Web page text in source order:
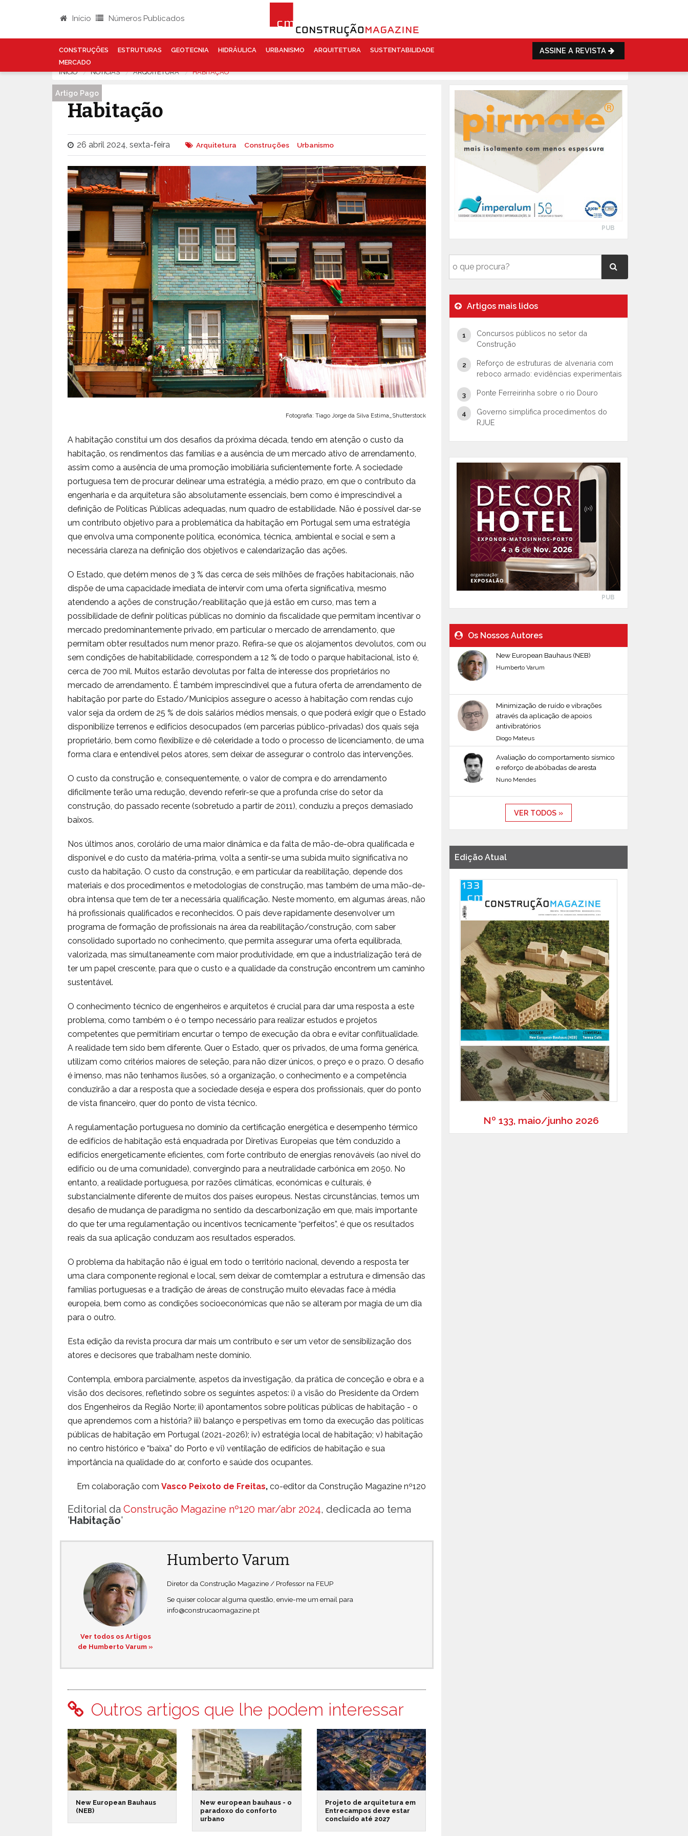
Início Números Publicados
CONSTRUÇÕES ESTRUTURAS GEOTECNIA HIDRÁULICA URBANISMO ARQUITETURA
SUSTENTABILIDADE
MERCADO
ASSINE A REVISTA
INÍCIO NOTÍCIAS ARQUITETURA HABITAÇÃO
Habitação
Artigo Pago
26 abril 2024, sexta-feira Arquitetura Construções Urbanismo
Fotografia: Tiago Jorge da Silva Estima_Shutterstock
A habitação constitui um dos desafios da próxima década, tendo em atenção o custo da
habitação, os rendimentos das famílias e a ausência de um mercado ativo de arrendamento,
assim como a ausência de uma promoção imobiliária suficientemente forte. A sociedade
portuguesa tem de procurar delinear uma estratégia, a médio prazo, em que o contributo da
engenharia e da arquitetura são absolutamente essenciais, bem como é imprescindível a
definição de Políticas Públicas adequadas, num quadro de estabilidade. Não é possível dar-se
um contributo objetivo para a problemática da habitação em Portugal sem uma estratégia
que envolva uma componente política, económica, técnica, ambiental e social e sem a
necessária clareza na definição dos objetivos e calendarização das ações.
O Estado, que detém menos de 3 % das cerca de seis milhões de frações habitacionais, não
dispõe de uma capacidade imediata de intervir com uma oferta significativa, mesmo
atendendo a ações de construção/reabilitação que já estão em curso, mas tem a
possibilidade de definir políticas públicas no domínio da fiscalidade que permitam incentivar o
mercado predominantemente privado, em particular o mercado de arrendamento, que
permitam obter resultados num menor prazo. Refira-se que os alojamentos devolutos, com ou
sem condições de habitabilidade, correspondem a 12 % de todo o parque habitacional, isto é,
cerca de 700 mil. Muitos estarão devolutas por falta de interesse dos proprietários no
mercado de arrendamento. É também imprescindível que a futura oferta de arrendamento de
habitação por parte do Estado/Municípios assegure o acesso à habitação com rendas cujo
valor seja da ordem de 25 % de dois salários médios mensais, o que poderá exigir que o Estado
disponibilize terrenos e edifícios desocupados (em parcerias público-privadas) dos quais seja
proprietário, bem como flexibilize e dê celeridade a todo o processo de licenciamento, de uma
forma clara e entendível pelos atores, sem deixar de assegurar o controlo das intervenções.
O custo da construção e, consequentemente, o valor de compra e do arrendamento
dificilmente terão uma redução, devendo referir-se que a profunda crise do setor da
construção, do passado recente (sobretudo a partir de 2011), conduziu a preços demasiado
baixos.
Nos últimos anos, corolário de uma maior dinâmica e da falta de mão-de-obra qualificada e
disponível e do custo da matéria-prima, volta a sentir-se uma subida muito significativa no
custo da habitação. O custo da construção, e em particular da reabilitação, depende dos
materiais e dos procedimentos e metodologias de construção, mas também de uma mão-de-
obra intensa que tem de ter a necessária qualificação. Neste momento, em algumas áreas, não
há profissionais qualificados e reconhecidos. O país deve rapidamente desenvolver um
programa de formação de profissionais na área da reabilitação/construção, com saber
consolidado suportado no conhecimento, que permita assegurar uma oferta equilibrada,
valorizada, mas simultaneamente com maior produtividade, em que a industrialização terá de
ter um papel crescente, para que o custo e a qualidade da construção encontrem um caminho
sustentável.
O conhecimento técnico de engenheiros e arquitetos é crucial para dar uma resposta a este
problema, como também o é o tempo necessário para realizar estudos e projetos
competentes que permitiriam encurtar o tempo de execução da obra e evitar conflitualidade.
A realidade tem sido bem diferente. Quer o Estado, quer os privados, de uma forma genérica,
utilizam como critérios maiores de seleção, para não dizer únicos, o preço e o prazo. O desafio
é imenso, mas não tenhamos ilusões, só a organização, o conhecimento e a competência
conduzirão a dar a resposta que a sociedade deseja e espera dos profissionais, quer do ponto
de vista financeiro, quer do ponto de vista técnico.
A regulamentação portuguesa no domínio da certificação energética e desempenho térmico
de edifícios de habitação está enquadrada por Diretivas Europeias que têm conduzido a
edifícios energeticamente eficientes, com forte contributo de energias renováveis (ao nível do
edifício ou de uma comunidade), convergindo para a neutralidade carbónica em 2050. No
entanto, a realidade portuguesa, por razões climáticas, económicas e culturais, é
substancialmente diferente de muitos dos países europeus. Nestas circunstâncias, temos um
desafio de mudança de paradigma no sentido da descarbonização em que, mais importante
do que ter uma regulamentação ou incentivos tecnicamente “perfeitos”, é que os resultados
reais da sua aplicação conduzam aos resultados esperados.
O problema da habitação não é igual em todo o território nacional, devendo a resposta ter
uma clara componente regional e local, sem deixar de comtemplar a estrutura e dimensão das
famílias portuguesas e a tradição de áreas de construção muito elevadas face à média
europeia, bem como as condições socioeconómicas que não se alteram por magia de um dia
para o outro.
Esta edição da revista procura dar mais um contributo e ser um vetor de sensibilização dos
atores e decisores que trabalham neste domínio.
Contempla, embora parcialmente, aspetos da investigação, da prática de conceção e obra e a
visão dos decisores, refletindo sobre os seguintes aspetos: i) a visão do Presidente da Ordem
dos Engenheiros da Região Norte; ii) apontamentos sobre políticas públicas de habitação - o
que aprendemos com a história? iii) balanço e perspetivas em torno da execução das políticas
públicas de habitação em Portugal (2021-2026); iv) estratégia local de habitação; v) habitação
no centro histórico e “baixa” do Porto e vi) ventilação de edifícios de habitação e sua
importância na qualidade do ar, conforto e saúde dos ocupantes.
Em colaboração com Vasco Peixoto de Freitas, co-editor da Construção Magazine nº120
Editorial da Construção Magazine nº120 mar/abr 2024, dedicada ao tema
'Habitação'
Ver todos os Artigos
de Humberto Varum »
Humberto Varum
Diretor da Construção Magazine / Professor na FEUP
Se quiser colocar alguma questão, envie-me um email para
info@construcaomagazine.pt
Outros artigos que lhe podem interessar
New European Bauhaus
(NEB)
New european bauhaus - o
paradoxo do conforto
urbano
Projeto de arquitetura em
Entrecampos deve estar
concluído até 2027
PUB
Artigos mais lidos
Concursos públicos no setor da
Construção
Reforço de estruturas de alvenaria com
reboco armado: evidências experimentais
Ponte Ferreirinha sobre o rio Douro
Governo simplifica procedimentos do
RJUE
PUB
Os Nossos Autores
New European Bauhaus (NEB)
Humberto Varum
Minimização de ruído e vibrações
através da aplicação de apoios
antivibratórios
Diogo Mateus
Avaliação do comportamento sísmico
e reforço de abóbadas de aresta
Nuno Mendes
VER TODOS »
Edição Atual
Nº 133, maio/junho 2026